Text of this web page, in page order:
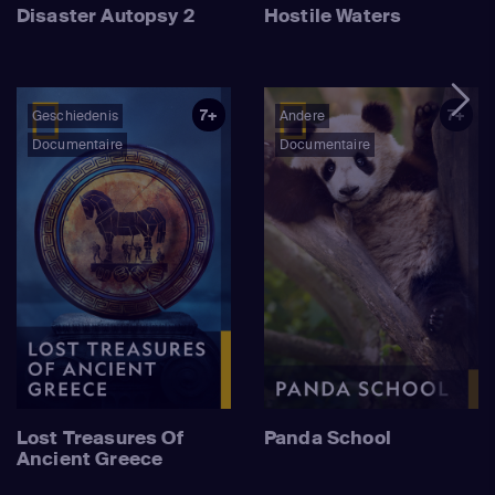
Disaster Autopsy 2 Hostile Waters
Geschiedenis
Documentaire
7+
Lost Treasures Of
Ancient Greece
Andere
Documentaire
7+
Panda School